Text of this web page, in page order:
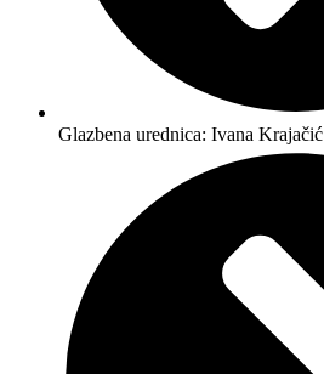
Glazbena urednica: Ivana Krajačić